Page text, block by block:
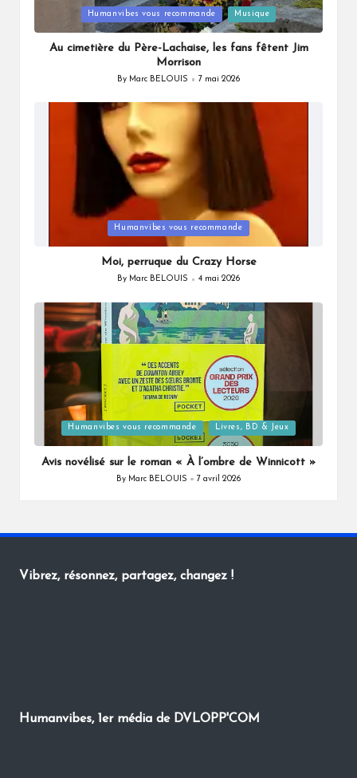
in
Humanvibes vous recommande Musique
Au cimetière du Père-Lachaise, les fans fêtent Jim
Morrison
Posted
By Marc BELOUIS 7 mai 2026
in
Humanvibes vous recommande
Moi, perruque du Crazy Horse
Posted
By Marc BELOUIS 4 mai 2026
Posted
in
Humanvibes vous recommande Livres, BD & Jeux
Avis novélisé sur le roman « À l’ombre de Winnicott »
Posted
By Marc BELOUIS 7 avril 2026
Vibrez, résonnez, partagez, changez !
Humanvibes, 1er média de DVLOPP'COM